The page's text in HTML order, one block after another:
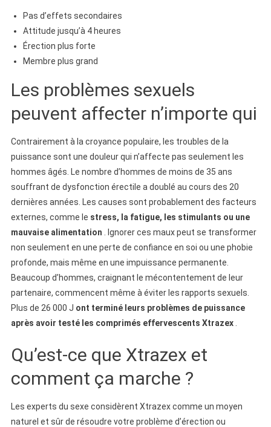
Pas d’effets secondaires
Attitude jusqu’à 4 heures
Érection plus forte
Membre plus grand
Les problèmes sexuels
peuvent affecter n’importe qui
Contrairement à la croyance populaire, les troubles de la
puissance sont une douleur qui n’affecte pas seulement les
hommes âgés. Le nombre d’hommes de moins de 35 ans
souffrant de dysfonction érectile a doublé au cours des 20
dernières années. Les causes sont probablement des facteurs
externes, comme le stress, la fatigue, les stimulants ou une
mauvaise alimentation . Ignorer ces maux peut se transformer
non seulement en une perte de confiance en soi ou une phobie
profonde, mais même en une impuissance permanente.
Beaucoup d’hommes, craignant le mécontentement de leur
partenaire, commencent même à éviter les rapports sexuels.
Plus de 26 000 J ont terminé leurs problèmes de puissance
après avoir testé les comprimés effervescents Xtrazex.
Qu’est-ce que Xtrazex et
comment ça marche ?
Les experts du sexe considèrent Xtrazex comme un moyen
naturel et sûr de résoudre votre problème d’érection ou